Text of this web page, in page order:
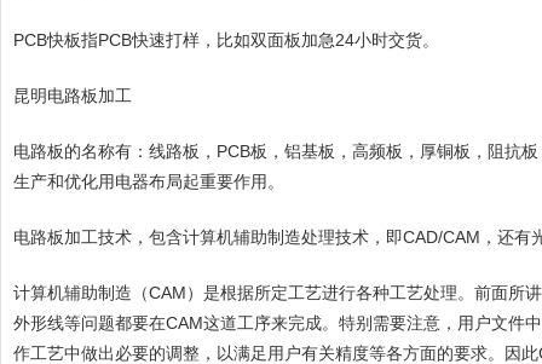
PCB快板指PCB快速打样，比如双面板加急24小时交货。
昆明电路板加工
电路板的名称有：线路板，PCB板，铝基板，高频板，厚铜板，阻抗
生产和优化用电器布局起重要作用。
电路板加工技术，包含计算机辅助制造处理技术，即CAD/CAM，还有
计算机辅助制造（CAM）是根据所定工艺进行各种工艺处理。前面所
外形线等问题都要在CAM这道工序来完成。特别需要注意，用户文件
作工艺中做出必要的调整，以满足用户有关精度等各方面的要求。因